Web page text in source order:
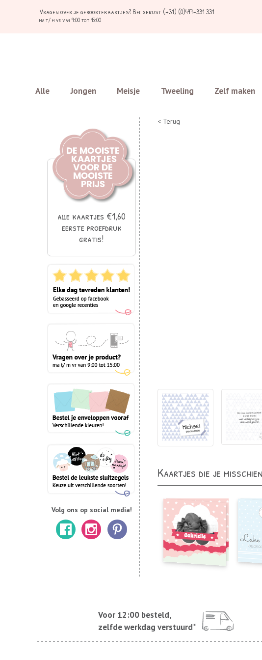
Vragen over je geboortekaartjes? Bel gerust (+31) (0)497-331 331
ma t/ m vr van 9:00 tot 15:00
Alle Jongen Meisje Tweeling Zelf maken
alle kaartjes €1,60
eerste proefdruk
gratis!
Volg ons op social media!
< Terug
Kaartjes die je
Voor 12:00 besteld,
zelfde werkdag verstuurd*